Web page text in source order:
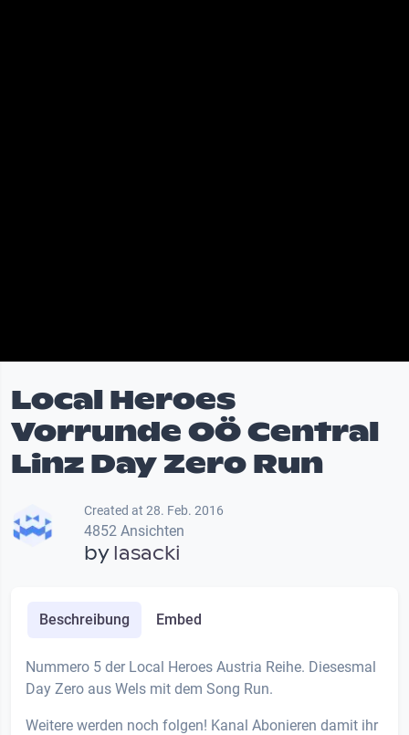
Local Heroes
Vorrunde OÖ Central
Linz Day Zero Run
Created at 28. Feb. 2016
4852 Ansichten
bylasacki
Beschreibung Embed
Nummero 5 der Local Heroes Austria Reihe. Diesesmal
Day Zero aus Wels mit dem Song Run.
Weitere werden noch folgen! Kanal Abonieren damit ihr